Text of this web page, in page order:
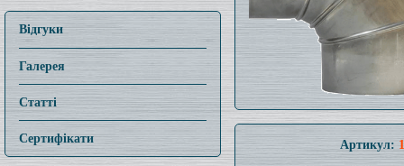
Відгуки
Галерея
Статті
Сертифікати Артикул: